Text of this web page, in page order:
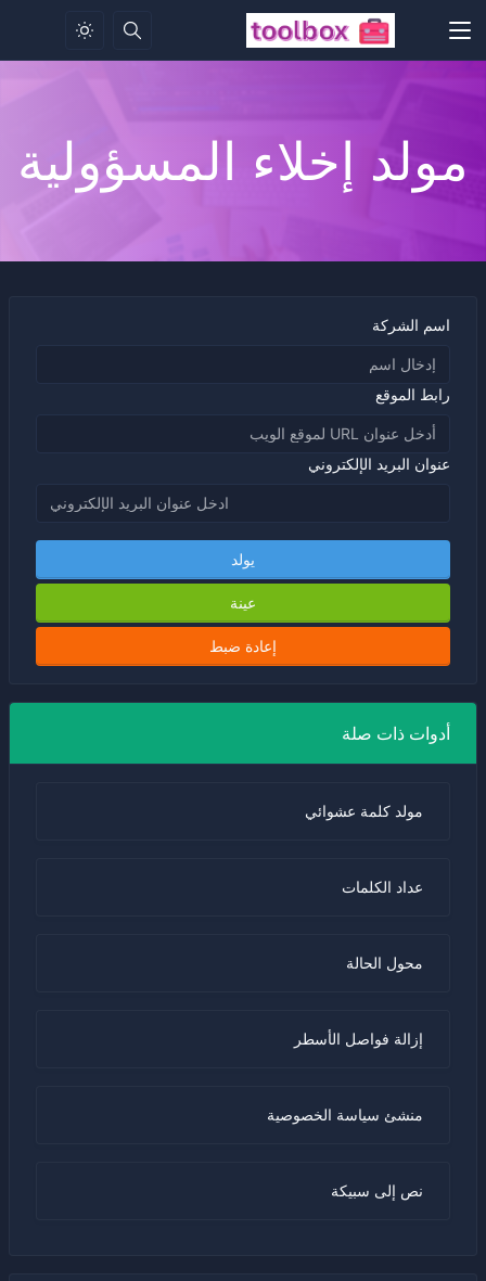
مولد إخلاء المسؤولية
اسم الشركة
رابط الموقع
عنوان البريد الإلكتروني
يولد
عينة
إعادة ضبط
أدوات ذات صلة
مولد كلمة عشوائي
عداد الكلمات
محول الحالة
إزالة فواصل الأسطر
منشئ سياسة الخصوصية
نص إلى سبيكة